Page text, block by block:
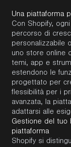
Una piattaforma
Con Shopify,
percorso di
personalizzabile
uno store online
temi, app e
estendono le
progettato per
flessibilità per i
avanzata, la
adattarsi alle
Gestione del tuo
piattaforma
Shopify si